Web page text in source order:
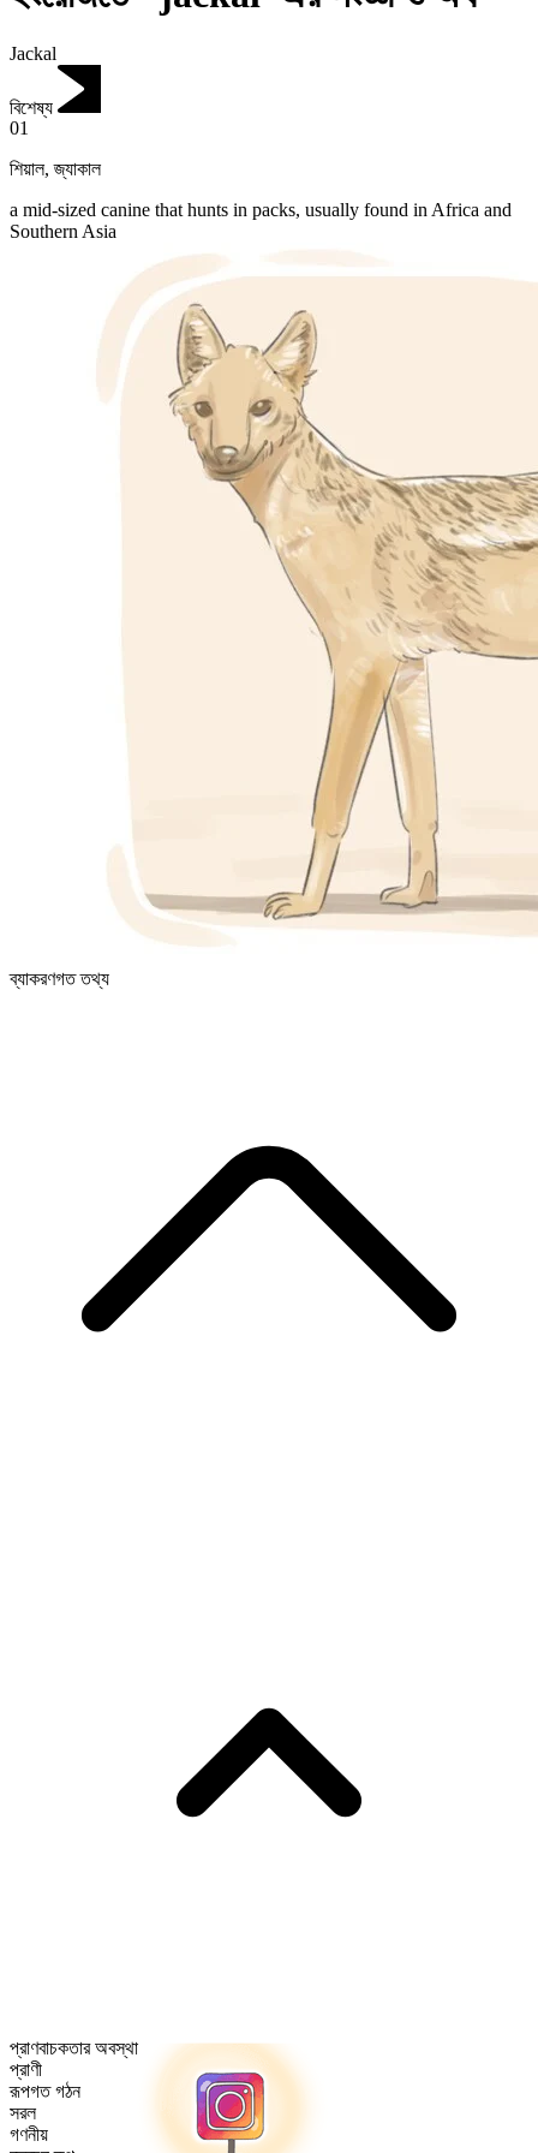
Jackal
বিশেষ্য
01
শিয়াল,জ্যাকাল
a mid-sized canine that hunts in packs, usually found in Africa and
Southern Asia
ব্যাকরণগত তথ্য
প্রাণবাচকতার অবস্থা
প্রাণী
রূপগত গঠন
সরল
গণনীয়